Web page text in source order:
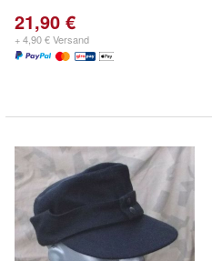
21,90 €
+ 4,90 € Versand